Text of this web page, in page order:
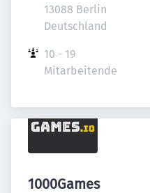
13088 Berlin
Deutschland
10 - 19
Mitarbeitende
1000Games